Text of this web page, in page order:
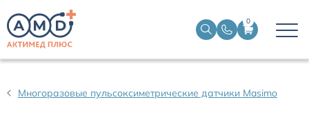
0
Многоразовые пульсоксиметрические датчики Masimo